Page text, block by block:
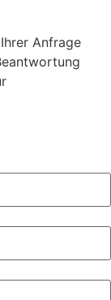
Anfrage